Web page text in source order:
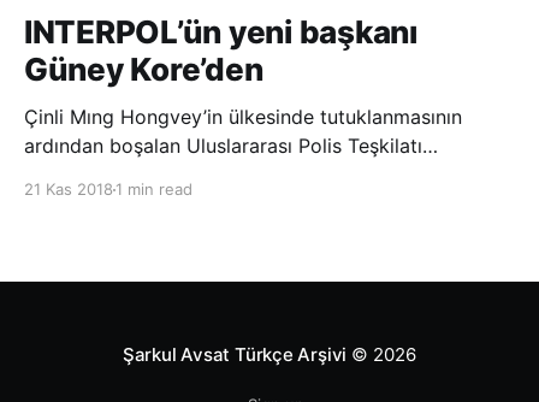
INTERPOL’ün yeni başkanı
Güney Kore’den
Çinli Mıng Hongvey’in ülkesinde tutuklanmasının
ardından boşalan Uluslararası Polis Teşkilatı
21 Kas 2018 1 min read
Şarkul Avsat Türkçe Arşivi © 2026